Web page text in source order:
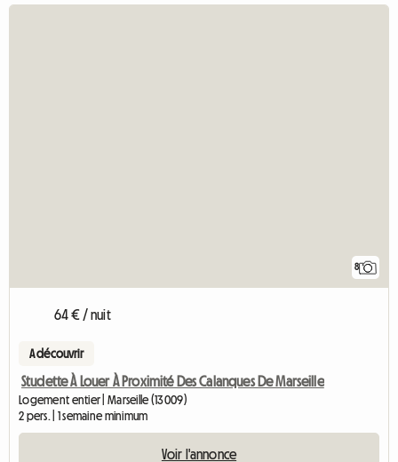
8
64 € / nuit
A découvrir
Studette À Louer À Proximité Des Calanques De Marseille
Logement entier | Marseille (13009)
2 pers. | 1 semaine minimum
Voir l'annonce